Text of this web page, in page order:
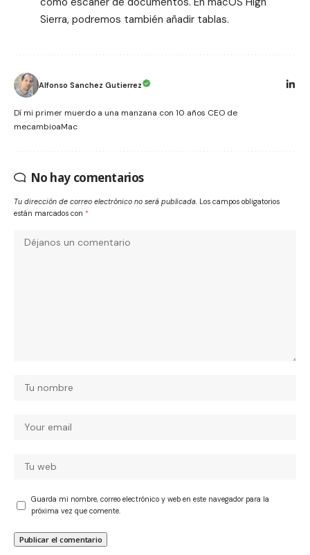
Sierra, podremos también añadir tablas.
Alfonso Sanchez Gutierrez
Dí mi primer muerdo a una manzana con 10 años CEO de
mecambioaMac
No hay comentarios
Tu dirección de correo electrónico no será publicada. Los campos obligatorios
están marcados con *
Guarda mi nombre, correo electrónico y web en este navegador para la
próxima vez que comente.